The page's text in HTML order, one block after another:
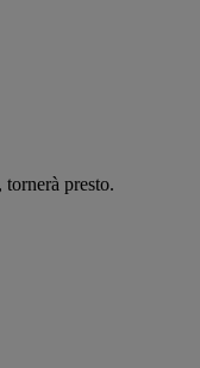
presto.